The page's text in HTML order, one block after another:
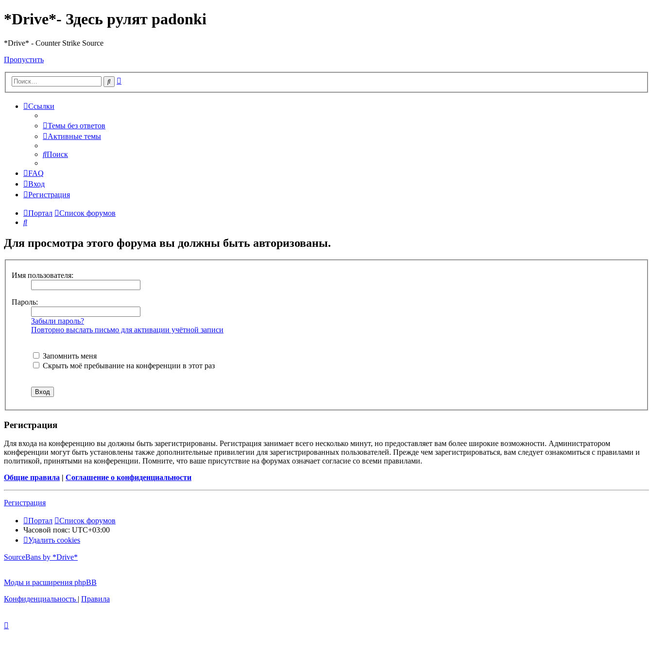
*Drive*- Здесь рулят padonki
*Drive* - Counter Strike Source
Пропустить
Поиск
Ссылки
Темы без ответов
Активные темы
Поиск
FAQ
Вход
Регистрация
Портал
Список форумов
Поиск
Для просмотра этого форума вы должны быть авторизованы.
Имя пользователя:
Пароль:
Забыли пароль?
Повторно выслать письмо для активации учётной записи
Запомнить меня
Скрыть моё пребывание на конференции в этот раз
Регистрация
Для входа на конференцию вы должны быть зарегистрированы. Регистрация занимает всего несколько минут, но предоставляет вам более широкие возможности. Администратором
конференции могут быть установлены также дополнительные привилегии для зарегистрированных пользователей. Прежде чем зарегистрироваться, вам следует ознакомиться с правилами и
политикой, принятыми на конференции. Помните, что ваше присутствие на форумах означает согласие со всеми правилами.
Общие правила | Соглашение о конфиденциальности
Регистрация
Портал
Список форумов
Часовой пояс: UTC+03:00
Удалить cookies
SourceBans by *Drive*
Моды и расширения phpBB
Конфиденциальность | Правила